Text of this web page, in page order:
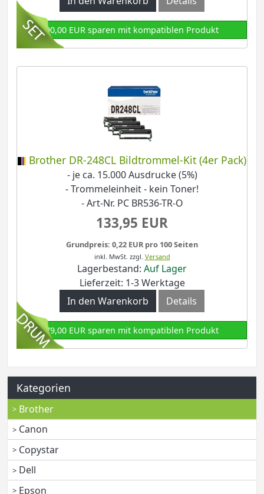
90,00 EUR sparen mit kompatiblen Produkt
Brother DR-248CL Bildtrommel-Kit (4er Pack)
- je ca. 15.000 Ausdrucke (5%)
- Trommeleinheit - kein Toner!
- Art-Nr. PC BR536-TR-O
133,95 EUR
Grundpreis: 0,22 EUR pro 100 Seiten
inkl. MwSt. zzgl. Versand
Lagerbestand: Auf Lager
Lieferzeit: 1-3 Werktage
In den Warenkorb
Details
79,00 EUR sparen mit kompatiblen Produkt
Kategorien
Brother
Canon
Copystar
Dell
Epson